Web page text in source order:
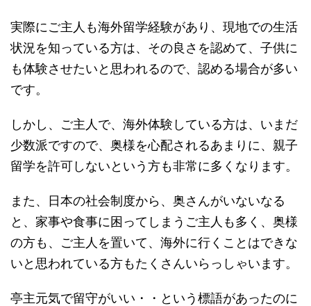
実際にご主人も海外留学経験があり、現地での生活
状況を知っている方は、その良さを認めて、子供に
も体験させたいと思われるので、認める場合が多い
です。
しかし、ご主人で、海外体験している方は、いまだ
少数派ですので、奥様を心配されるあまりに、親子
留学を許可しないという方も非常に多くなります。
また、日本の社会制度から、奥さんがいないなる
と、家事や食事に困ってしまうご主人も多く、奥様
の方も、ご主人を置いて、海外に行くことはできな
いと思われている方もたくさんいらっしゃいます。
亭主元気で留守がいい・・という標語があったのに